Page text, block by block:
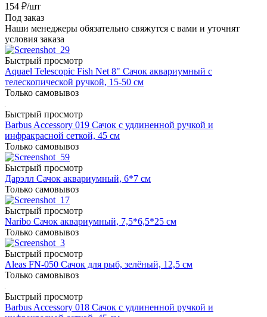
154 ₽/шт
Под заказ
Наши менеджеры обязательно свяжутся с вами и уточнят
условия заказа
Быстрый просмотр
Aquael Telescopic Fish Net 8" Сачок аквариумный с
телескопической ручкой, 15-50 см
Только самовывоз
Быстрый просмотр
Barbus Accessory 019 Сачок с удлиненной ручкой и
инфракрасной сеткой, 45 см
Только самовывоз
Быстрый просмотр
Дарэлл Сачок аквариумный, 6*7 см
Только самовывоз
Быстрый просмотр
Naribo Сачок аквариумный, 7,5*6,5*25 см
Только самовывоз
Быстрый просмотр
Aleas FN-050 Сачок для рыб, зелёный, 12,5 см
Только самовывоз
Быстрый просмотр
Barbus Accessory 018 Сачок с удлиненной ручкой и